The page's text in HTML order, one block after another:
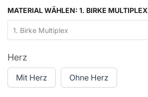
MATERIAL WÄHLEN: 1. BIRKE MULTIPLEX
1. Birke Multiplex
Herz
Mit Herz Ohne Herz